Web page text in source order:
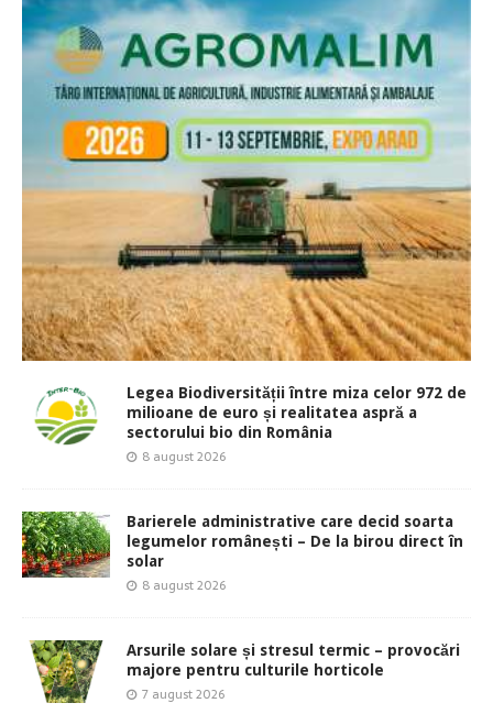
Legea Biodiversității între miza celor 972 de
milioane de euro și realitatea aspră a
sectorului bio din România
8 august 2026
Barierele administrative care decid soarta
legumelor românești – De la birou direct în
solar
8 august 2026
Arsurile solare și stresul termic – provocări
majore pentru culturile horticole
7 august 2026